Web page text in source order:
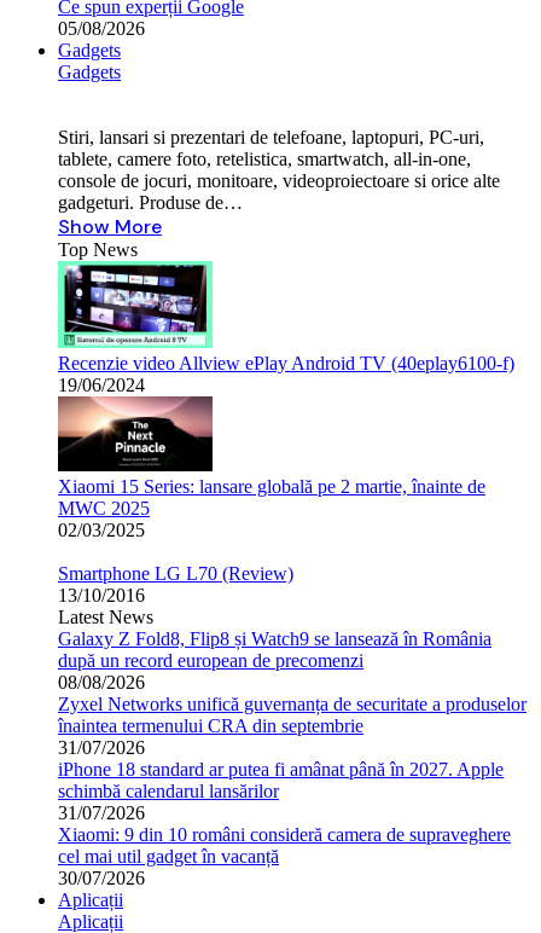
Ce spun experții Google
05/08/2026
Gadgets
Gadgets
Stiri, lansari si prezentari de telefoane, laptopuri, PC-uri,
tablete, camere foto, retelistica, smartwatch, all-in-one,
console de jocuri, monitoare, videoproiectoare si orice alte
gadgeturi. Produse de…
Show More
Top News
Recenzie video Allview ePlay Android TV (40eplay6100-f)
19/06/2024
Xiaomi 15 Series: lansare globală pe 2 martie, înainte de
MWC 2025
02/03/2025
Smartphone LG L70 (Review)
13/10/2016
Latest News
Galaxy Z Fold8, Flip8 și Watch9 se lansează în România
după un record european de precomenzi
08/08/2026
Zyxel Networks unifică guvernanța de securitate a produselor
înaintea termenului CRA din septembrie
31/07/2026
iPhone 18 standard ar putea fi amânat până în 2027. Apple
schimbă calendarul lansărilor
31/07/2026
Xiaomi: 9 din 10 români consideră camera de supraveghere
cel mai util gadget în vacanță
30/07/2026
Aplicații
Aplicații